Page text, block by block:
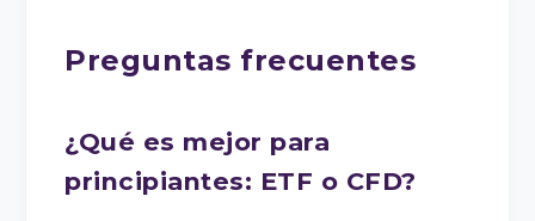
Preguntas frecuentes
¿Qué es mejor para
principiantes: ETF o CFD?